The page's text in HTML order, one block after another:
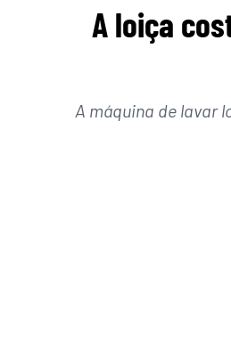
A loiça
A máquina de lavar